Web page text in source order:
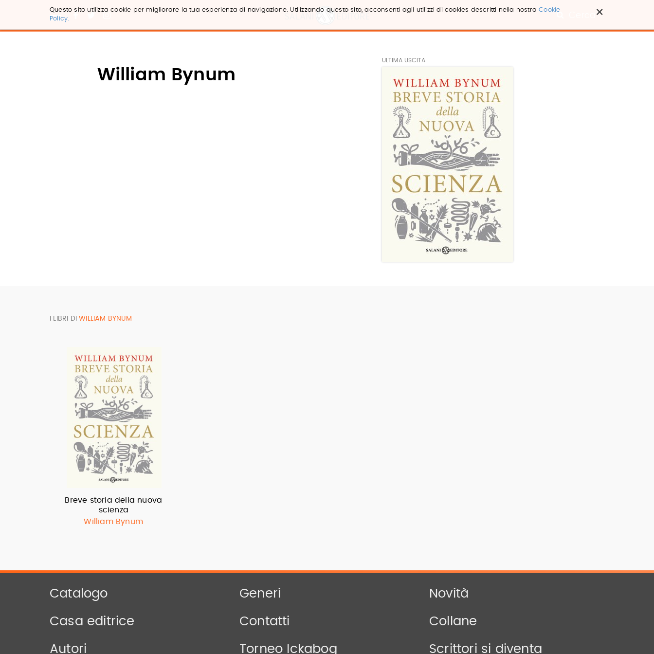
×
Questo sito utilizza cookie per migliorare la tua esperienza di navigazione. Utilizzando questo sito, acconsenti agli utilizzi di cookies descritti nella nostraCookie
Policy.
Cerca ...
William Bynum
ULTIMA USCITA
I LIBRI DIWILLIAM BYNUM
Breve storia della nuova
scienza
William Bynum
Catalogo Generi Novità
Casa editrice Contatti Collane
Autori Torneo Ickabog Scrittori si diventa